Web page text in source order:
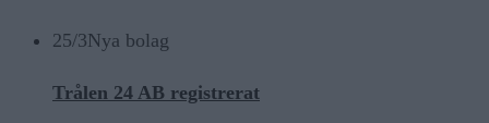
25/3Nya bolag
Trålen 24 AB registrerat